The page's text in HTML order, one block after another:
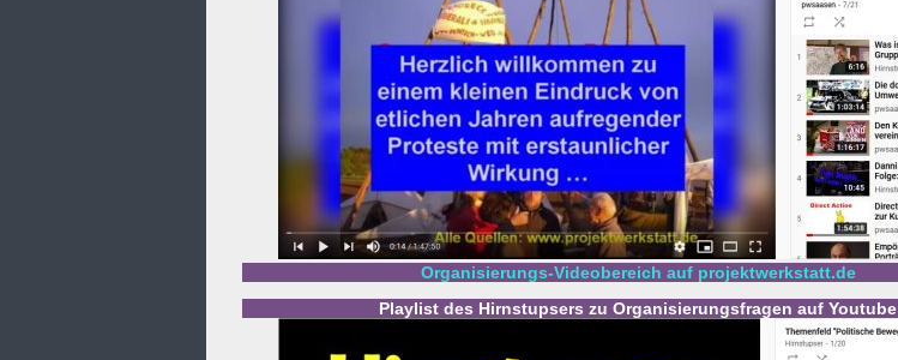
Organisierungs-Videobereich auf projektwerkstatt.de
Playlist des Hirnstupsers zu Organisierungsfragen auf Youtube